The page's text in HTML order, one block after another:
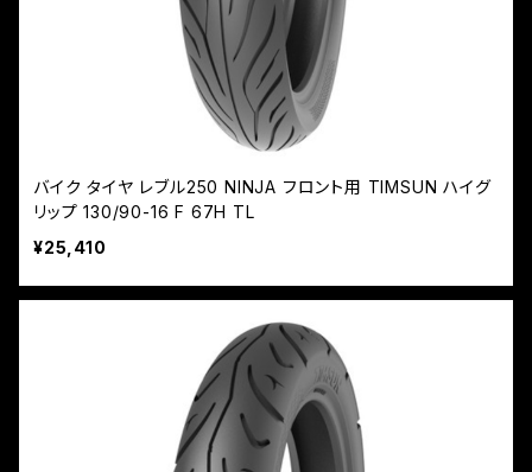
バイク タイヤ レブル250 NINJA フロント用 TIMSUN ハイグ
リップ 130/90-16 F 67H TL
¥25,410